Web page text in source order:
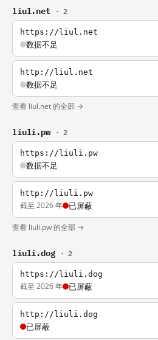
liul.net · 2
https://liul.net
数据不足
http://liul.net
数据不足
查看 liul.net 的全部 →
liuli.pw · 2
https://liuli.pw
数据不足
http://liuli.pw
截至 2026 年 已屏蔽
查看 liuli.pw 的全部 →
liuli.dog · 2
https://liuli.dog
截至 2026 年 已屏蔽
http://liuli.dog
已屏蔽